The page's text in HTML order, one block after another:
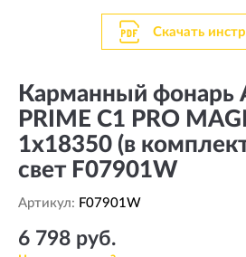
Скачать
Карманный фонарь
PRIME C1 PRO
1x18350 (в
свет F07901W
Артикул: F07901W
6 798 руб.